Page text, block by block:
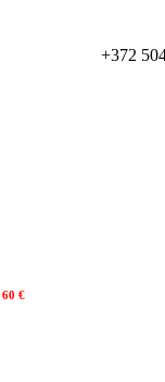
+372
60 €